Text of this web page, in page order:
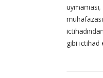
gibi ictihad